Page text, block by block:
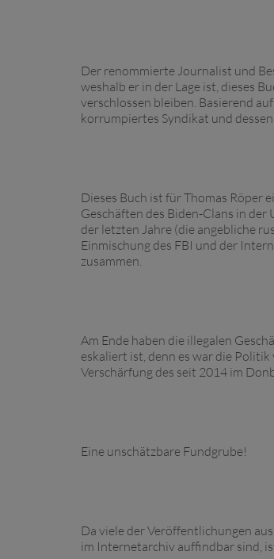
Der renommierte Journalist und
weshalb er in der Lage ist, dieses
verschlossen bleiben. Basierend
korrumpiertes Syndikat und
Dieses Buch ist für Thomas Röper
Geschäften des Biden-Clans in der
der letzten Jahre (die angebliche
Einmischung des FBI und der
zusammen.
Am Ende haben die illegalen
eskaliert ist, denn es war die
Verschärfung des seit 2014 im
Eine unschätzbare Fundgrube!
Da viele der Veröffentlichungen
im Internetarchiv auffindbar sind,